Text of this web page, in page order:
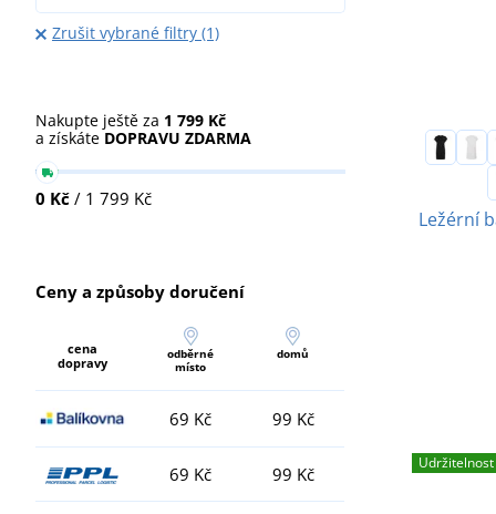
Zrušit vybrané filtry (1)
Nakupte ještě za 1 799 Kč
a získáte DOPRAVU ZDARMA
0 Kč / 1 799 Kč
Ceny a způsoby doručení
cena
dopravy
odběrné
místo
domů
69 Kč 99 Kč
69 Kč 99 Kč
Ležérní
Udržitelnost